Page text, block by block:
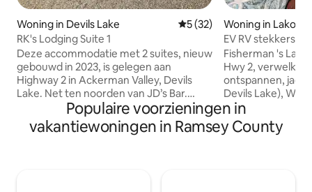
Woning in Devils Lake Gemiddelde beoordeling
5 (32)
RK's Lodging Suite 1
Deze accommodatie met 2 suites, nieuw
gebouwd in 2023, is gelegen aan
Highway 2 in Ackerman Valley, Devils
Lake. Net ten noorden van JD’s Bar.
Deze accommodatie heeft een
verwarmde garage van 6 bij 9 meter,
twee slaapkamers, een volledig
Woning in Lakota
EV RV stekkers
Fishermans
Fisherman 's
Hwy 2,
ontspannen,
Devils Lake), Wifi stream sport / films
80s-stijl
digitale muziek
beschikbaar yr-round. Claw
Populaire voorzieningen in
vakantiewoningen in Ramsey County